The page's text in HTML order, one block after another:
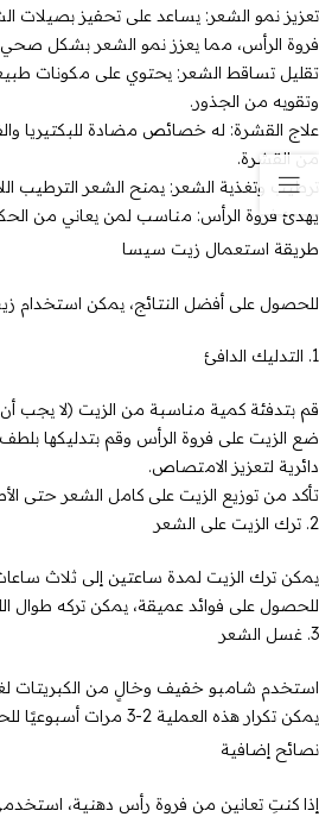
تعزيز نمو الشعر: يساعد على تحفيز بصيلات
فروة الرأس، مما يعزز نمو الشعر بشكل
تقليل تساقط الشعر: يحتوي على مكونات
وتقويه من الجذور.
علاج القشرة: له خصائص مضادة للبكتيريا
من القشرة.
ترطيب وتغذية الشعر: يمنح الشعر الترطيب
يهدئ فروة الرأس: مناسب لمن يعاني من
طريقة استعمال زيت سيسا
للحصول على أفضل النتائج، يمكن استخدام
1. التدليك الدافئ
قم بتدفئة كمية مناسبة من الزيت (لا يجب
دائرية لتعزيز الامتصاص.
تأكد من توزيع الزيت على كامل الشعر حتى
2. ترك الزيت على الشعر
يمكن ترك الزيت لمدة ساعتين إلى ثلاث
للحصول على فوائد عميقة، يمكن تركه طوال
3. غسل الشعر
استخدم شامبو خفيف وخالٍ من الكبريتات
يمكن تكرار هذه العملية 2-3 مرات أسبوعيًا للحصول على نتائج فعالة.
نصائح إضافية
إذا كنتِ تعانين من فروة رأس دهنية،